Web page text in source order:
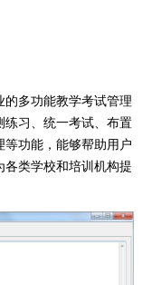
多功能教学考试管理
习、统一考试、布置
功能，能够帮助用户
类学校和培训机构提